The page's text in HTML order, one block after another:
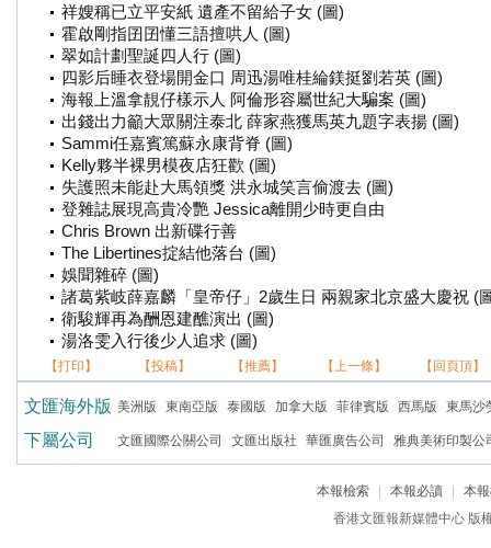
祥嫂稱已立平安紙 遺產不留給子女 (圖)
霍啟剛指囝囝懂三語擅哄人 (圖)
翠如計劃聖誕四人行 (圖)
四影后睡衣登場開金口 周迅湯唯桂綸鎂挺劉若英 (圖)
海報上溫拿靚仔樣示人 阿倫形容屬世紀大騙案 (圖)
出錢出力籲大眾關注泰北 薛家燕獲馬英九題字表揚 (圖)
Sammi任嘉賓篤蘇永康背脊 (圖)
Kelly夥半裸男模夜店狂歡 (圖)
失護照未能赴大馬領獎 洪永城笑言偷渡去 (圖)
登雜誌展現高貴冷艷 Jessica離開少時更自由
Chris Brown 出新碟行善
The Libertines掟結他落台 (圖)
娛聞雜碎 (圖)
諸葛紫岐薛嘉麟「皇帝仔」2歲生日 兩親家北京盛大慶祝 (
衛駿輝再為酬恩建醮演出 (圖)
湯洛雯入行後少人追求 (圖)
【打印】 【投稿】 【推薦】 【上一條】 【回頁頂】
文匯海外版 美洲版 東南亞版 泰國版 加拿大版 菲律賓版 西馬版 東馬沙
下屬公司 文匯國際公關公司 文匯出版社 華匯廣告公司 雅典美術印製公
本報檢索 本報必讀
本
香港文匯報新媒體中心 版